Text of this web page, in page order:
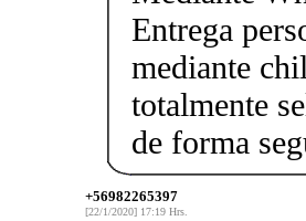
Entrega
mediante
totalmente
de forma
+56982265397
[22/1/2020] 17:19 Hrs.